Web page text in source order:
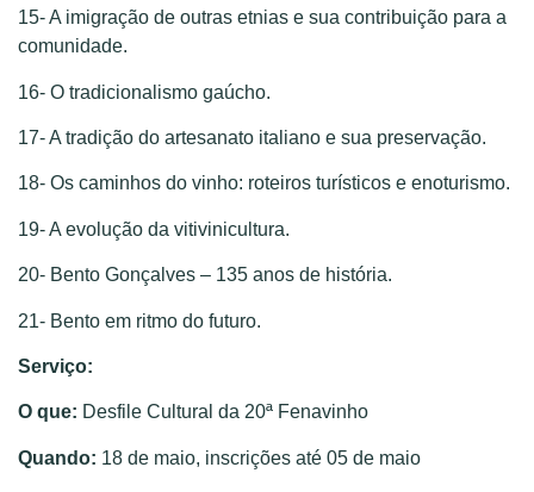
15- A imigração de outras etnias e sua contribuição para a
comunidade.
16- O tradicionalismo gaúcho.
17- A tradição do artesanato italiano e sua preservação.
18- Os caminhos do vinho: roteiros turísticos e enoturismo.
19- A evolução da vitivinicultura.
20- Bento Gonçalves – 135 anos de história.
21- Bento em ritmo do futuro.
Serviço:
O que: Desfile Cultural da 20ª Fenavinho
Quando: 18 de maio, inscrições até 05 de maio